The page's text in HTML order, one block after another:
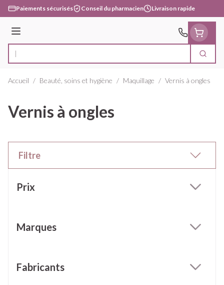
Aller au contenu
Paiements sécurisés Conseil du pharmacien Livraison rapide
Menu
Rechercher
Accueil / Beauté, soins et hygiène / Maquillage / Vernis à ongles
Vernis à ongles
Filtre
Prix
Marques
Fabricants